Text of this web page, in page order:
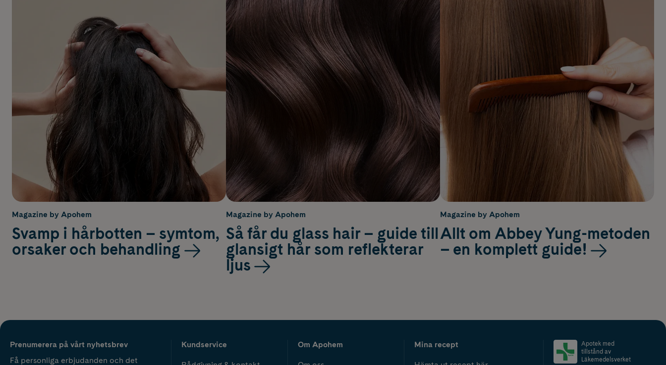
Magazine by Apohem
Svamp i hårbotten – symtom,
orsaker och behandling
Magazine by Apohem
Så får du glass hair – guide till
glansigt hår som reflekterar
ljus
Magazine by Apohem
Allt om Abbey Yung-metoden
– en komplett guide!
Prenumerera på vårt nyhetsbrev
Få personliga erbjudanden och det
Kundservice Om Apohem Mina recept
Apotek med
tillstånd av
Läkemedelsverket